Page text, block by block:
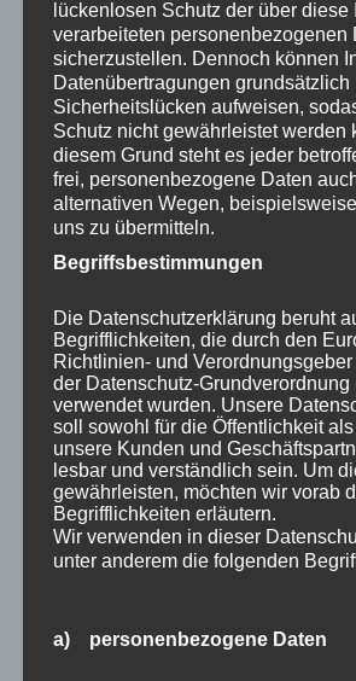
Trinnov
Yamaha
Heimkino Lautsprecher Heimkino
in Frankfurt am Main ein Heimkino
installieren möchten, dann lassen Sie
Heimkino-Spezialisten von Takeoff
GmbH beraten. Tel: 06746 / 3419641
Allgemein
HEIMKINOBAU-INSTALLATION
AM MAIN
September 14, 2020 dohenytalvy
Heimkinobau-Installation Frankfurt
wenn man nicht mehr ins Kino gehen
mehr Menschen richten sich Zuhause
ein und reagieren möglicherweise so
möchte, hat tatsächlich die Qual der
lückenlosen Schutz der über diese
verarbeiteten personenbezogenen
sicherzustellen. Dennoch können
Datenübertragungen grundsätzlich
Sicherheitslücken aufweisen,
Schutz nicht gewährleistet werden
diesem Grund steht es jeder
frei, personenbezogene Daten
alternativen Wegen,
uns zu übermitteln.
Begriffsbestimmungen
Die Datenschutzerklärung beruht
Begrifflichkeiten, die durch den
Richtlinien- und
der Datenschutz-Grundverordnung
verwendet wurden. Unsere
soll sowohl für die Öffentlichkeit
unsere Kunden und
lesbar und verständlich sein. Um
gewährleisten, möchten wir vorab
Begrifflichkeiten erläutern.
Wir verwenden in dieser
unter anderem die folgenden
a) personenbezogene Daten